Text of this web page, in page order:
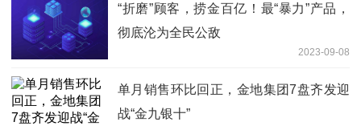
“折磨”顾客，捞金百亿！最“暴力”产品，
彻底沦为全民公敌
2023-09-08
单月销售环比回正，金地集团7盘齐发迎
战“金九银十”